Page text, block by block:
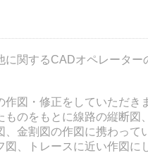
に関するCADオペレーター
図・修正をしていただき
のをもとに線路の縦断図
金割図の作図に携わって
、トレースに近い作図に